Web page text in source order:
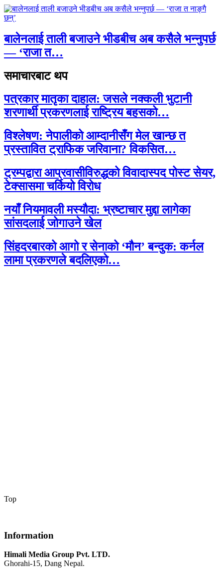
बालेनलाई ताली बजाउने भीडबीच अब कसैले भन्नुपर्छ
— ‘राजा त…
समाचारबाट थप
पत्रकार मातृका दाहाल: जसले नक्कली भुटानी
शरणार्थी प्रकरणलाई राष्ट्रिय बहसको…
विश्लेषण: नेपालीको आम्दानीसँग मेल खान्छ त
प्रस्तावित ट्राफिक जरिवाना? विकसित…
ट्रम्पद्वारा आप्रवासीविरुद्धको विवादास्पद पोस्ट सेयर,
टेक्सासमा चर्कियो विरोध
नयाँ नियमावली मस्यौदा: भ्रष्टाचार मुद्दा लागेका
सांसदलाई जोगाउने खेल
सिंहदरबारको आगो र सेनाको ‘मौन’ बन्दुक: कर्नल
लामा प्रकरणले बदलिएको…
Top
Information
Himali Media Group Pvt. LTD.
Ghorahi-15, Dang Nepal.